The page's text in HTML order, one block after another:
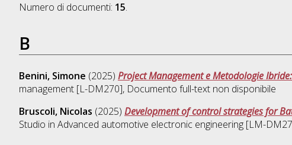
Numero di documenti: 15.
B
Benini, Simone (2025) Project Management e Metodologie
management [L-DM270], Documento full-text non disponibile
Bruscoli, Nicolas (2025) Development of control strategies for
Studio in Advanced automotive electronic engineering [LM-